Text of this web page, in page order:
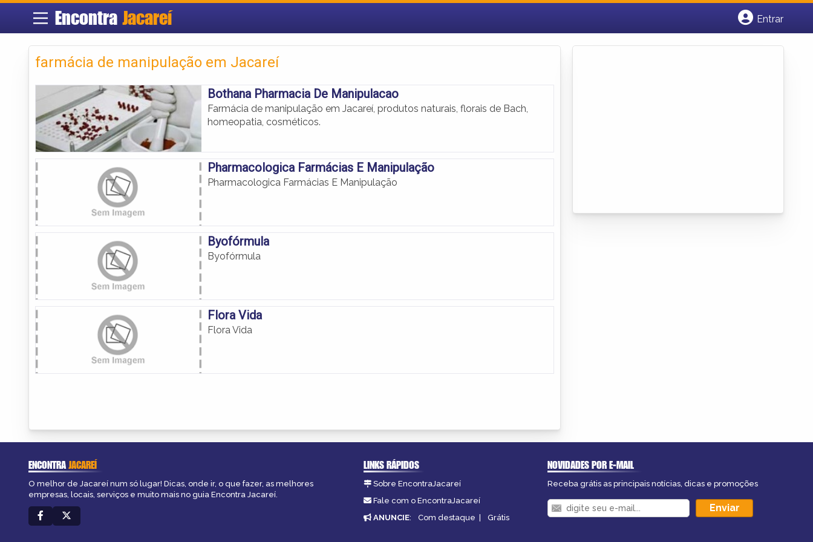
Encontra Jacareí
Entrar
farmácia de manipulação em Jacareí
Bothana Pharmacia De Manipulacao
Farmácia de manipulação em Jacareí, produtos naturais, florais de Bach,
homeopatia, cosméticos.
Pharmacologica Farmácias E Manipulação
Pharmacologica Farmácias E Manipulação
Byofórmula
Byofórmula
Flora Vida
Flora Vida
ENCONTRAJACAREÍ
O melhor de Jacareí num só lugar! Dicas, onde ir, o que fazer, as melhores
empresas, locais, serviços e muito mais no guia Encontra Jacareí.
LINKS RÁPIDOS
Sobre EncontraJacareí
Fale com o EncontraJacareí
ANUNCIE: Com destaque | Grátis
NOVIDADES POR E-MAIL
Receba grátis as principais notícias, dicas e promoções